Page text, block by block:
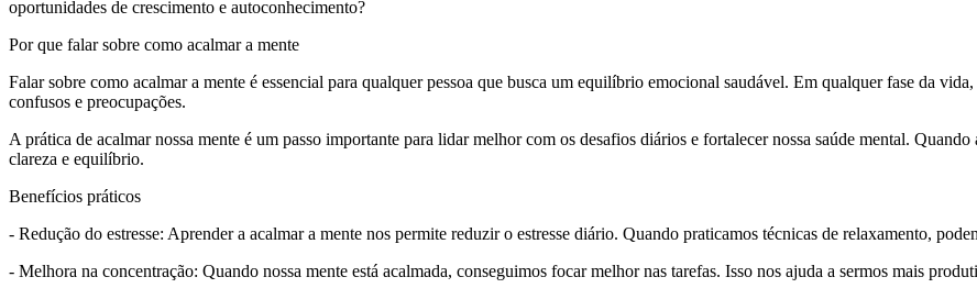
oportunidades de crescimento e autoconhecimento?
Por que falar sobre como acalmar a mente
Falar sobre como acalmar a mente é essencial para qualquer pessoa que busca um equilíbrio emocional saudável. Em qualquer fase da
confusos e preocupações.
A prática de acalmar nossa mente é um passo importante para lidar melhor com os desafios diários e fortalecer nossa saúde mental.
clareza e equilíbrio.
Benefícios práticos
- Redução do estresse: Aprender a acalmar a mente nos permite reduzir o estresse diário. Quando praticamos técnicas de relaxamento,
- Melhora na concentração: Quando nossa mente está acalmada, conseguimos focar melhor nas tarefas. Isso nos ajuda a sermos mais